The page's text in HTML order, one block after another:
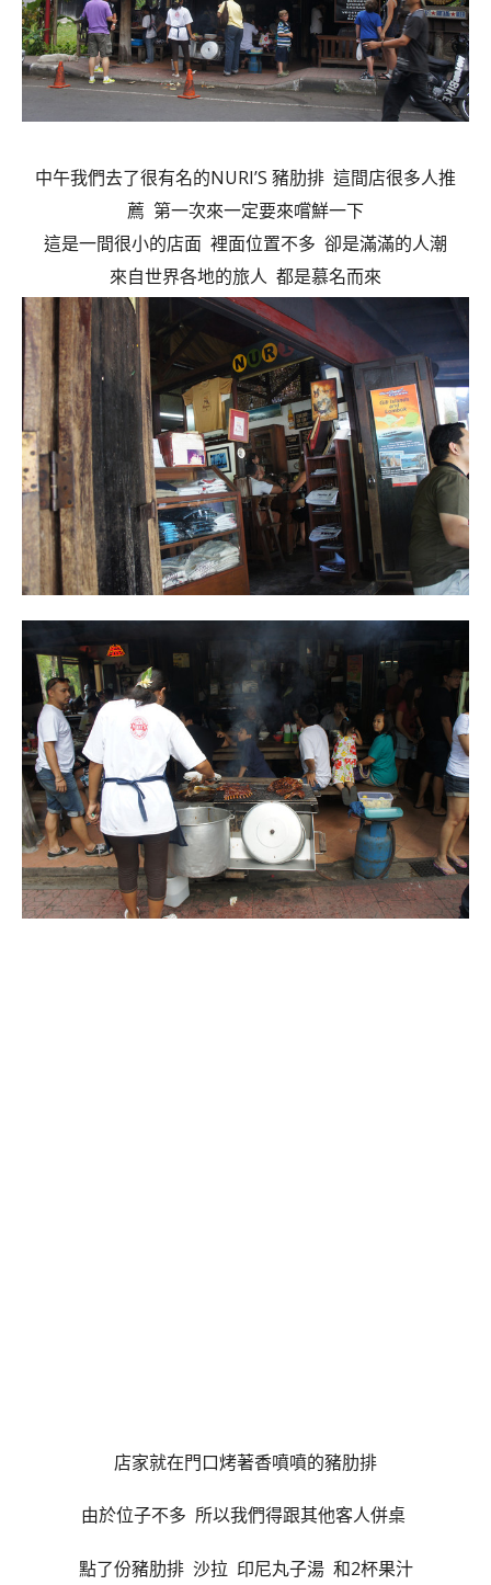
中午我們去了很有名的NURI’S 豬肋排 這間店很多人推
薦 第一次來一定要來嚐鮮一下
這是一間很小的店面 裡面位置不多 卻是滿滿的人潮
來自世界各地的旅人 都是慕名而來
店家就在門口烤著香噴噴的豬肋排
由於位子不多 所以我們得跟其他客人併桌
點了份豬肋排 沙拉 印尼丸子湯 和2杯果汁